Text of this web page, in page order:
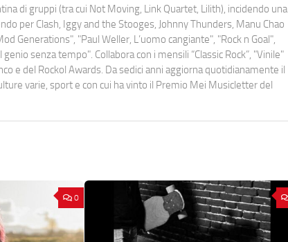
di gruppi (tra cui Not Moving, Link Quartet, Lilith), incidendo una
per Clash, Iggy and the Stooges, Johnny Thunders, Manu Chao
Generations", "Paul Weller, L’uomo cangiante", "Rock n Goal",
senza tempo". Collabora con i mensili “Classic Rock”, "Vinile"
e del Rockol Awards. Da sedici anni aggiorna quotidianamente il
varie, sport e con cui ha vinto il Premio Mei Musicletter del
0